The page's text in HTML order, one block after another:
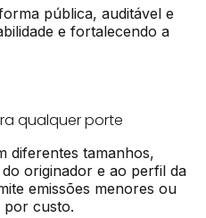
pública, auditável e
e fortalecendo a
qualquer porte
diferentes tamanhos,
originador e ao perfil da
emissões menores ou
por custo.